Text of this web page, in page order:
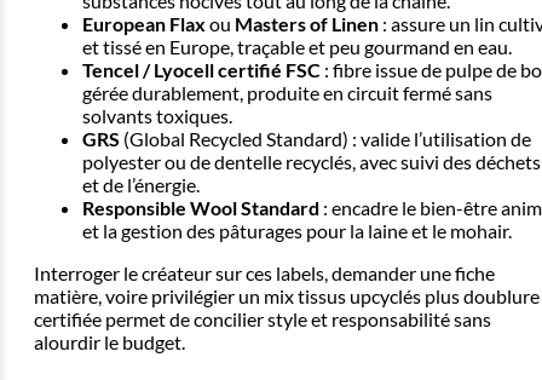
European Flax ou Masters of Linen : assure un lin
et tissé en Europe, traçable et peu gourmand en eau.
Tencel / Lyocell certifié FSC : fibre issue de pulpe de
gérée durablement, produite en circuit fermé sans
solvants toxiques.
GRS (Global Recycled Standard) : valide l’utilisation de
polyester ou de dentelle recyclés, avec suivi des déchets
et de l’énergie.
Responsible Wool Standard : encadre le bien-être
et la gestion des pâturages pour la laine et le mohair.
Interroger le créateur sur ces labels, demander une fiche
matière, voire privilégier un mix tissus upcyclés plus doublure
certifiée permet de concilier style et responsabilité sans
alourdir le budget.